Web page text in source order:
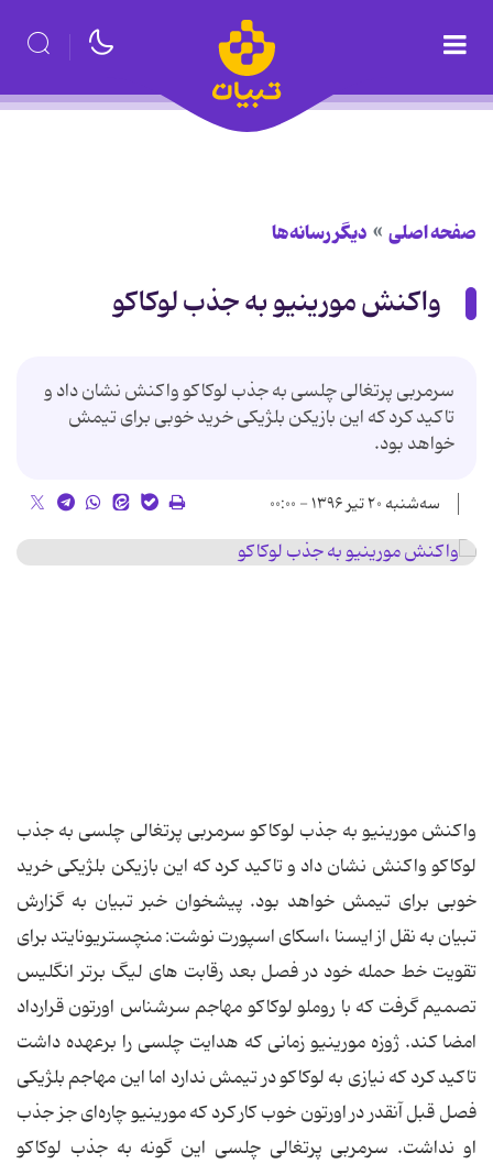
صفحه اصلی دیگر رسانه‌ها
واکنش مورینیو به جذب لوکاکو
سرمربی پرتغالی چلسی به جذب لوکاکو واکنش نشان داد و
تاکید کرد که این بازیکن بلژیکی خرید خوبی برای تیمش
خواهد بود.
سه‌شنبه ۲۰ تیر ۱۳۹۶ - ۰۰:۰۰
واکنش مورینیو به جذب لوکاکو سرمربی پرتغالی چلسی به جذب
لوکاکو واکنش نشان داد و تاکید کرد که این بازیکن بلژیکی خرید
خوبی برای تیمش خواهد بود. پیشخوان خبر تبیان به گزارش
تبیان به نقل از ایسنا ،اسکای اسپورت نوشت: منچستریونایتد برای
تقویت خط حمله خود در فصل بعد رقابت های لیگ برتر انگلیس
تصمیم گرفت که با روملو لوکاکو مهاجم سرشناس اورتون قرارداد
امضا کند. ژوزه مورینیو زمانی که هدایت چلسی را برعهده داشت
تاکید کرد که نیازی به لوکاکو در تیمش ندارد اما این مهاجم بلژیکی
فصل قبل آنقدر در اورتون خوب کار کرد که مورینیو چاره‌ای جز جذب
او نداشت. سرمربی پرتغالی چلسی این گونه به جذب لوکاکو